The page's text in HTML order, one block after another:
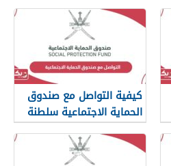
كيفية التواصل مع صندوق
الحماية الاجتماعية سلطنة
عمان